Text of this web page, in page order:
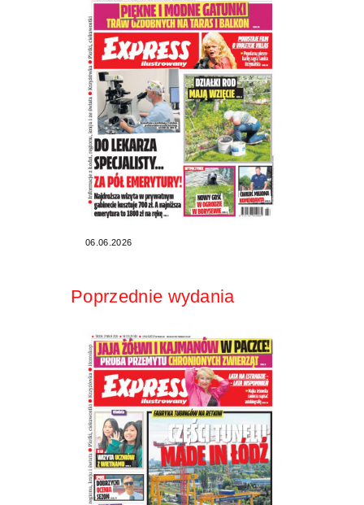
06.06.2026
Poprzednie wydania